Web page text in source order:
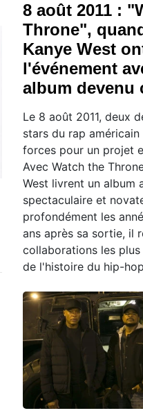
8 août 2011 :
Throne",
Kanye West
l'événement
album devenu
Le 8 août 2011, deux
stars du rap américain
forces pour un projet
Avec Watch the
West livrent un album
spectaculaire et
profondément les
ans après sa sortie, il
collaborations les
de l'histoire du hip-